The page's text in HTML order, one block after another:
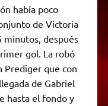
había poco
de Victoria
minutos, después
gol. La robó
Prediger que con
de Gabriel
hasta el fondo y